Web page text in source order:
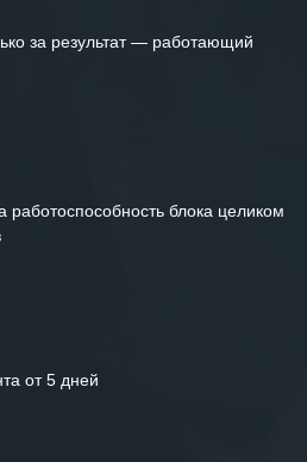
за результат — работающий
работоспособность блока целиком
от 5 дней